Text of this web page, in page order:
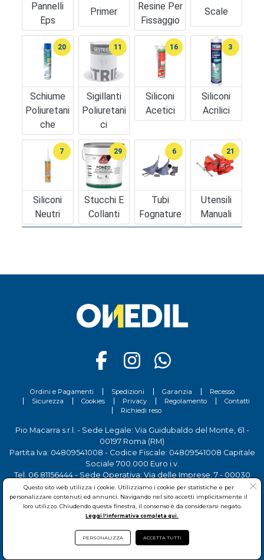
Pannelli
Eps
Primer
Resine Per
Fissaggio
Scale
Schiume
Poliuretani
Che
20
Sigillanti
Poliuretani
Ci
11
Siliconi
Acetici
16
Siliconi
Acrilici
3
Siliconi
Neutri
7
Stucchi E
Collanti
29
Tubi
Fognature
6
Utensili
Manuali
21
Ordini e Pagamenti Spedizioni Garanzia
Recesso
Sicurezza
Cookies Privacy Regolamento
Contatti
Richiedi reso
Pio Macarra s.r.l. - Sede Legale: Via Guidubaldo del Monte, 61 -
00197 Roma (RM)
Partita Iva: 04809541008 - Codice Fiscale: 04809541008 Capitale
Sociale 700.000 Euro i.v.
Tel. 06 81156444- Sede Operativa: Via delle Imprese, 7 - 00030
San Cesareo (RM)
© Pio Macarra s.r.l.2026Copyright:www.onedil.it- All Rights
Questo sito web utilizza i cookie. Utilizziamo i cookie per statistiche e per
personalizzare contenuti ed annunci. Navigando nel sito accetti implicitamente il
loro utilizzo. Chiudendo questa finestra, il consenso è da considerarsi negato.
Leggi l'informativa completa qui.
PERSONALIZZA ACCETTA TUTTI